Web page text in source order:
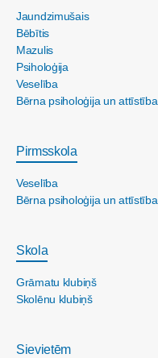
Jaundzimušais
Bēbītis
Mazulis
Psiholoģija
Veselība
Bērna psiholoģija un attīstība
Pirmsskola
Veselība
Bērna psiholoģija un attīstība
Skola
Grāmatu klubiņš
Skolēnu klubiņš
Sievietēm